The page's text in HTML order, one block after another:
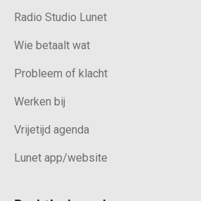
Radio Studio Lunet
Wie betaalt wat
Probleem of klacht
Werken bij
Vrijetijd agenda
Lunet app/website